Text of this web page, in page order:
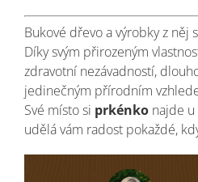
Bukové dřevo a výrobky z něj
Díky svým přirozeným
zdravotní nezávadností,
jedinečným přírodním
Své místo si prkénko najde
udělá vám radost pokaždé,